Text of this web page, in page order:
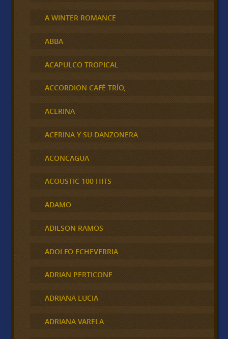
A WINTER ROMANCE
ABBA
ACAPULCO TROPICAL
ACCORDION CAFÉ TRÍO,
ACERINA
ACERINA Y SU DANZONERA
ACONCAGUA
ACOUSTIC 100 HITS
ADAMO
ADILSON RAMOS
ADOLFO ECHEVERRIA
ADRIAN PERTICONE
ADRIANA LUCIA
ADRIANA VARELA